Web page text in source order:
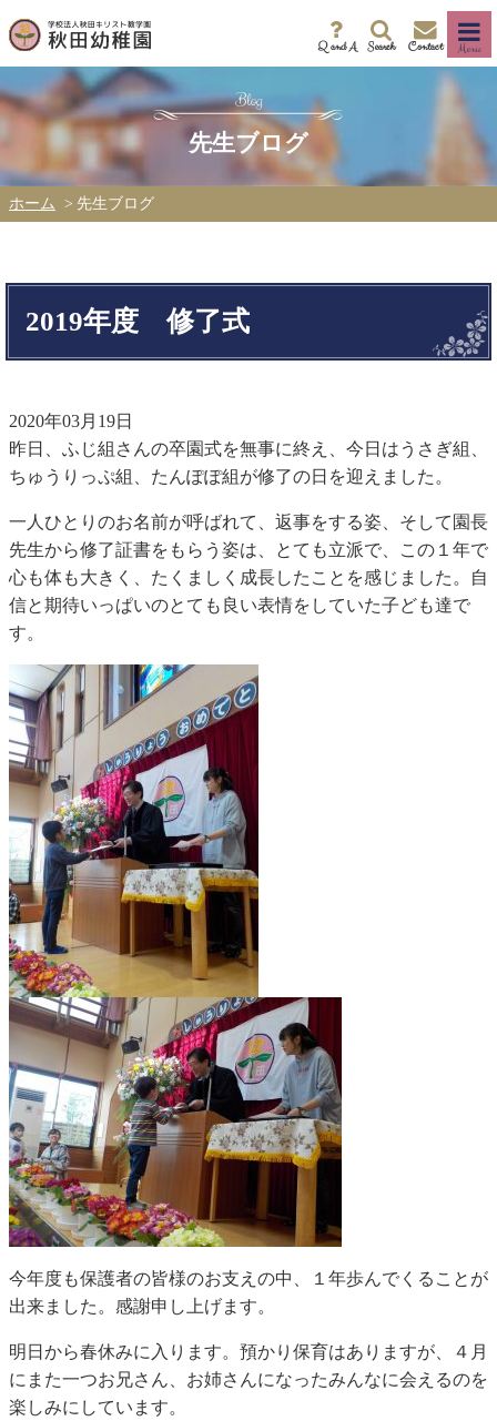
Q and A Search Contact Menu
先生ブログ
ホーム 先生ブログ
2019年度 修了式
2020年03月19日
昨日、ふじ組さんの卒園式を無事に終え、今日はうさぎ組、
ちゅうりっぷ組、たんぽぽ組が修了の日を迎えました。
一人ひとりのお名前が呼ばれて、返事をする姿、そして園長
先生から修了証書をもらう姿は、とても立派で、この１年で
心も体も大きく、たくましく成長したことを感じました。自
信と期待いっぱいのとても良い表情をしていた子ども達で
す。
今年度も保護者の皆様のお支えの中、１年歩んでくることが
出来ました。感謝申し上げます。
明日から春休みに入ります。預かり保育はありますが、４月
にまた一つお兄さん、お姉さんになったみんなに会えるのを
楽しみにしています。